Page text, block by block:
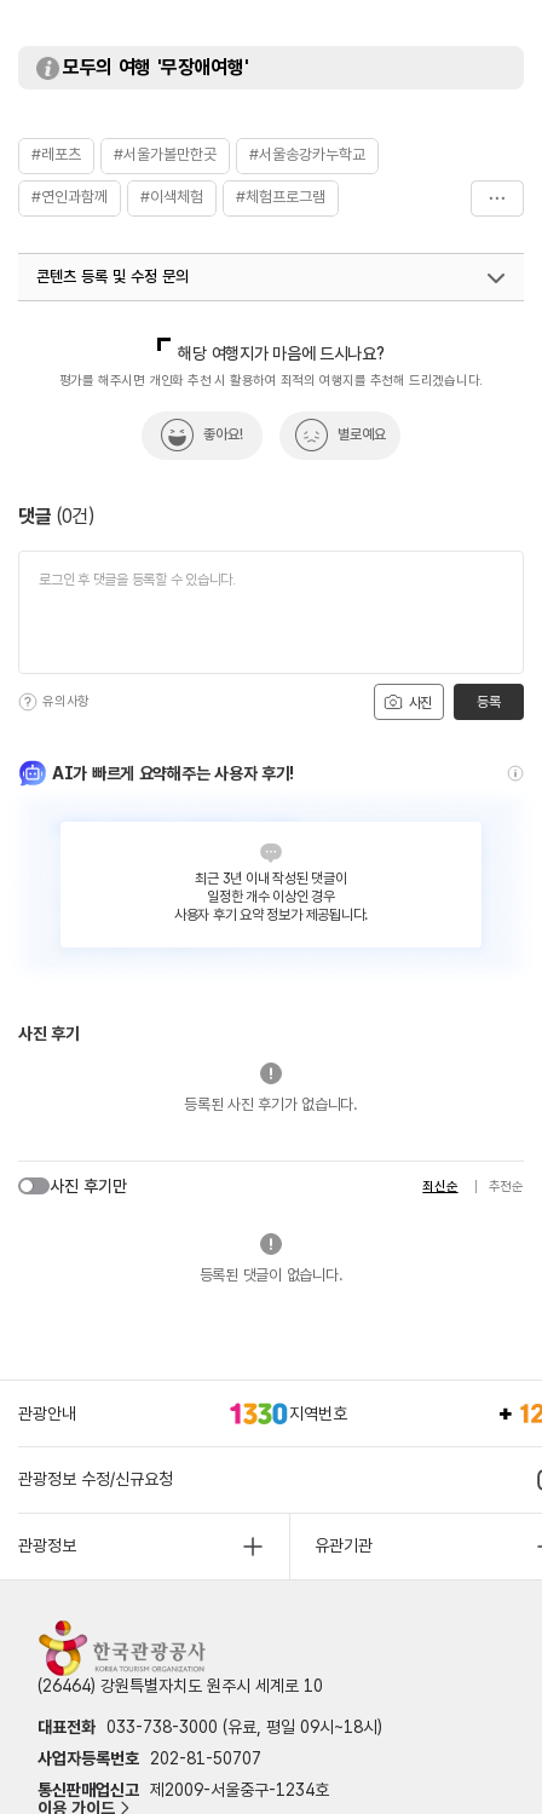
모두의 여행 '무장애여행'
#레포츠 #서울가볼만한곳 #서울송강카누학교
#연인과함께 #이색체험 #체험프로그램
#혼자여행 #휴식공간
콘텐츠 등록 및 수정 문의
해당 여행지가 마음에 드시나요?
평가를 해주시면 개인화 추천 시 활용하여 최적의 여행지를 추천해 드리겠습니다.
좋아요! 별로예요
댓글 (0건)
사진
유의사항 등록
AI가 빠르게 요약해주는 사용자 후기!
최근 3년 이내 작성된 댓글이
일정한 개수 이상인 경우
사용자 후기 요약 정보가 제공됩니다.
사진 후기
등록된 사진 후기가 없습니다.
사진 후기만 최신순 추천순
등록된 댓글이 없습니다.
관광안내 지역번호
관광정보 수정/신규요청
관광정보 유관기관
(26464) 강원특별자치도 원주시 세계로 10
대표전화 033-738-3000 (유료, 평일 09시~18시)
사업자등록번호
202-81-50707
통신판매업신고 제2009-서울중구-1234호
이용 가이드